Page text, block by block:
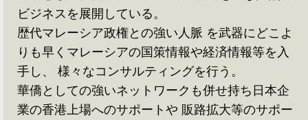
ビジネスを展開している。
歴代マレーシア政権との強い人脈 を武器にどこよ
りも早くマレーシアの国策情報や経済情報等を入
手し、 様々なコンサルティングを行う。
華僑としての強いネットワークも併せ持ち日本企
業の香港上場へのサポートや 販路拡大等のサポー